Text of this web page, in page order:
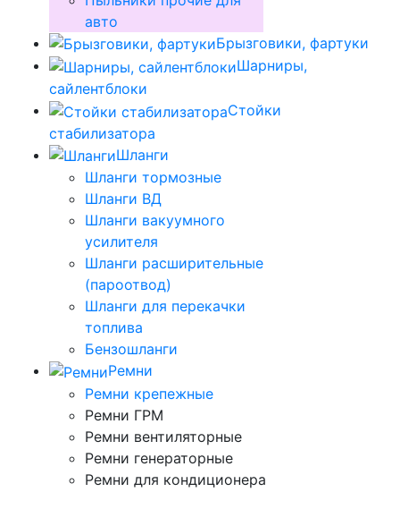
авто
Брызговики, фартуки
Шарниры,
сайлентблоки
Стойки
стабилизатора
Шланги
Шланги тормозные
Шланги ВД
Шланги вакуумного
усилителя
Шланги расширительные
(пароотвод)
Шланги для перекачки
топлива
Бензошланги
Ремни
Ремни крепежные
Ремни ГРМ
Ремни вентиляторные
Ремни генераторные
Ремни для кондиционера